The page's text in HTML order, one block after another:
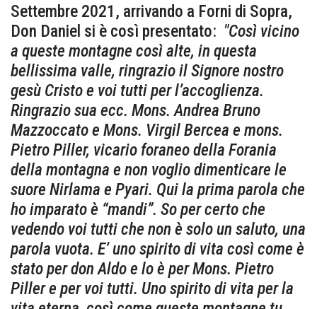
Settembre 2021, arrivando a Forni di Sopra,
Don Daniel si è così presentato: "Così vicino
a queste montagne così alte, in questa
bellissima valle, ringrazio il Signore nostro
gesù Cristo e voi tutti per l’accoglienza.
Ringrazio sua ecc. Mons. Andrea Bruno
Mazzoccato e Mons. Virgil Bercea e mons.
Pietro Piller, vicario foraneo della Forania
della montagna e non voglio dimenticare le
suore Nirlama e Pyari. Qui la prima parola che
ho imparato è “mandi”. So per certo che
vedendo voi tutti che non è solo un saluto, una
parola vuota. E’ uno spirito di vita così come è
stato per don Aldo e lo è per Mons. Pietro
Piller e per voi tutti. Uno spirito di vita per la